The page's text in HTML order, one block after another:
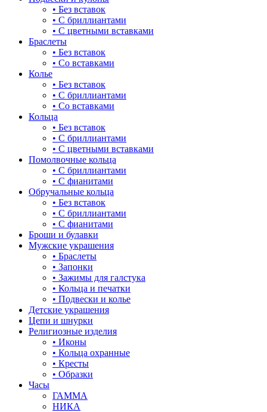
• Без вставок
• С бриллиантами
• С цветными вставками
Браслеты
• Без вставок
• Со вставками
Колье
• Без вставок
• С бриллиантами
• Со вставками
Кольца
• Без вставок
• С бриллиантами
• С цветными вставками
Помолвочные кольца
• С бриллиантами
• С фианитами
Обручальные кольца
• Без вставок
• С бриллиантами
• С фианитами
Броши и булавки
Мужские украшения
• Браслеты
• Запонки
• Зажимы для галстука
• Кольца и печатки
• Подвески и колье
Детские украшения
Цепи и шнурки
Религиозные изделия
• Иконы
• Кольца охранные
• Кресты
• Образки
Часы
ГАММА
НИКА